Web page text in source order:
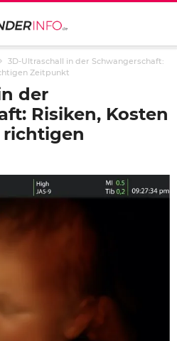
3D-Ultraschall in der Schwangerschaft:
Zeitpunkt
der
Risiken, Kosten
richtigen